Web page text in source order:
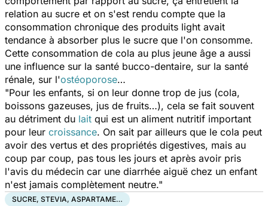
relation au sucre et on s'est rendu compte que la
consommation chronique des produits light avait
tendance à absorber plus le sucre que l'on consomme.
Cette consommation de cola au plus jeune âge a aussi
une influence sur la santé bucco-dentaire, sur la santé
rénale, sur l'ostéoporose…
"Pour les enfants, si on leur donne trop de jus (cola,
boissons gazeuses, jus de fruits…), cela se fait souvent
au détriment du lait qui est un aliment nutritif important
pour leur croissance. On sait par ailleurs que le cola peut
avoir des vertus et des propriétés digestives, mais au
coup par coup, pas tous les jours et après avoir pris
l'avis du médecin car une diarrhée aiguë chez un enfant
n'est jamais complètement neutre."
SUCRE, STEVIA, ASPARTAME…